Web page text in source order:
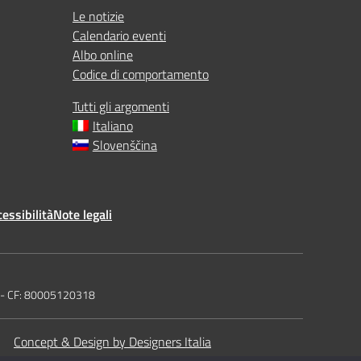
Le notizie
Calendario eventi
Albo online
Codice di comportamento
Tutti gli argomenti
Italiano
Slovenščina
Note legali
CF: 80005120318
Concept & Design by Designers Italia